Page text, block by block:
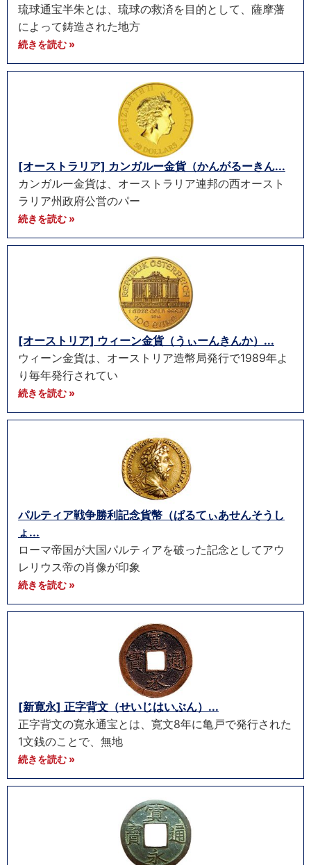
琉球通宝半朱とは、琉球の救済を目的として、薩摩藩
によって鋳造された地方
続きを読む »
[オーストラリア] カンガルー金貨（かんがるーきん...
カンガルー金貨は、オーストラリア連邦の西オースト
ラリア州政府公営のパー
続きを読む »
[オーストリア] ウィーン金貨（うぃーんきんか）...
ウィーン金貨は、オーストリア造幣局発行で1989年よ
り毎年発行されてい
続きを読む »
パルティア戦争勝利記念貨幣（ぱるてぃあせんそうし
ょ...
ローマ帝国が大国パルティアを破った記念としてアウ
レリウス帝の肖像が印象
続きを読む »
[新寛永] 正字背文（せいじはいぶん）...
正字背文の寛永通宝とは、寛文8年に亀戸で発行された
1文銭のことで、無地
続きを読む »